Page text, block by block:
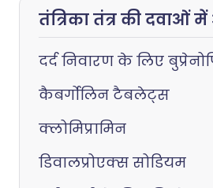
तंत्रिका तंत्र की दवाओं
दर्द निवारण के लिए
कैबर्गोलिन टैबलेट्स
क्लोमिप्रामिन
डिवालप्रोएक्स सोडियम